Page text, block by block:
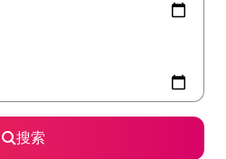
搜索